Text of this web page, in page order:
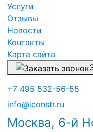
Услуги
Отзывы
Новости
Контакты
Карта сайта
+7 495 532-56-55
info@iconstr.ru
Москва, 6-й